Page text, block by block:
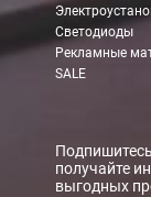
При заказе
В Санкт-
При заказе
Светодиоды
Рекламные
SALE
получайте
выгодных